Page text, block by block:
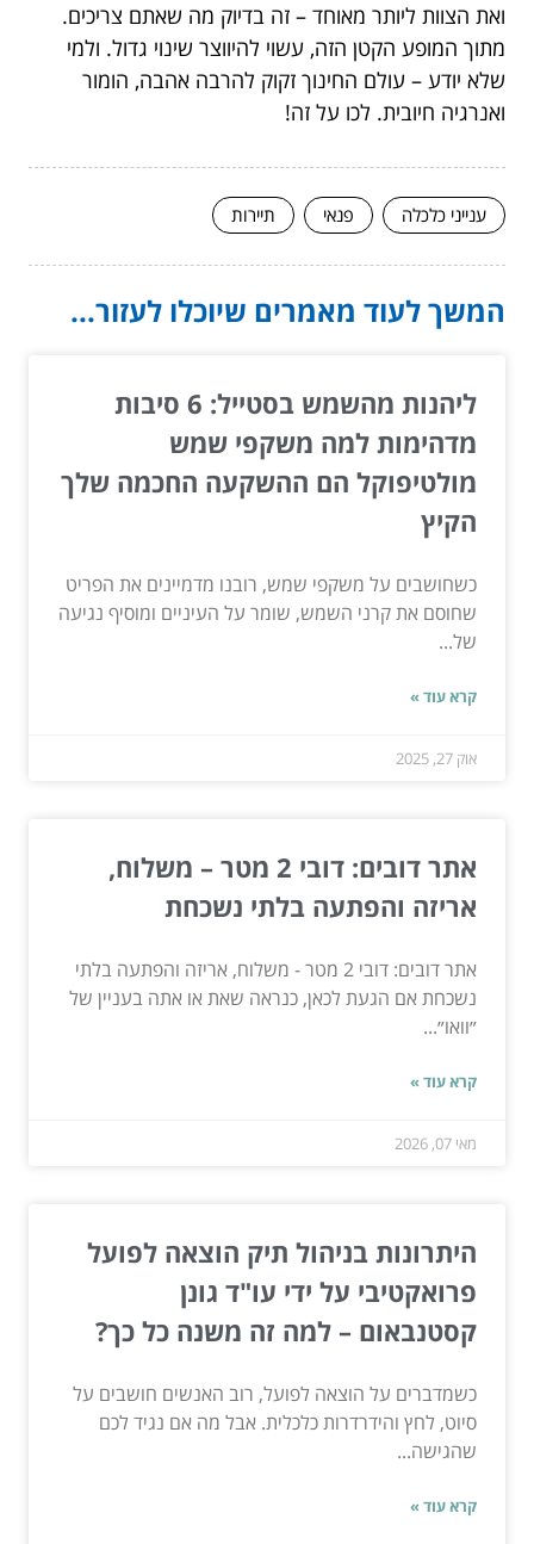
ואת הצוות ליותר מאוחד – זה בדיוק מה שאתם צריכים.
מתוך המופע הקטן הזה, עשוי להיווצר שינוי גדול. ולמי
שלא יודע – עולם החינוך זקוק להרבה אהבה, הומור
ואנרגיה חיובית. לכו על זה!
ענייני כלכלה פנאי תיירות
המשך לעוד מאמרים שיוכלו לעזור...
ליהנות מהשמש בסטייל: 6 סיבות
מדהימות למה משקפי שמש
מולטיפוקל הם ההשקעה החכמה שלך
הקיץ
כשחושבים על משקפי שמש, רובנו מדמיינים את הפריט
שחוסם את קרני השמש, שומר על העיניים ומוסיף נגיעה
של...
קרא עוד »
אוק 27, 2025
אתר דובים: דובי 2 מטר – משלוח,
אריזה והפתעה בלתי נשכחת
אתר דובים: דובי 2 מטר - משלוח, אריזה והפתעה בלתי
נשכחת אם הגעת לכאן, כנראה שאת או אתה בעניין של
״וואו״...
קרא עוד »
מאי 07, 2026
היתרונות בניהול תיק הוצאה לפועל
פרואקטיבי על ידי עו"ד גונן
קסטנבאום – למה זה משנה כל כך?
כשמדברים על הוצאה לפועל, רוב האנשים חושבים על
סיוט, לחץ והידרדרות כלכלית. אבל מה אם נגיד לכם
שהגישה...
קרא עוד »